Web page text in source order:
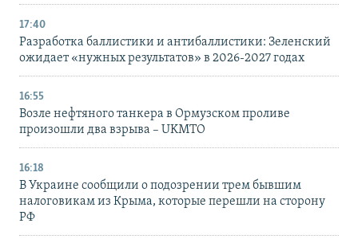
17:40
Разработка баллистики и антибаллистики: Зеленский
ожидает «нужных результатов» в 2026-2027 годах
16:55
Возле нефтяного танкера в Ормузском проливе
произошли два взрыва – UKMTO
16:18
В Украине сообщили о подозрении трем бывшим
налоговикам из Крыма, которые перешли на сторону
РФ